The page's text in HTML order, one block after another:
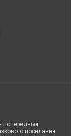
попередньої
посилання